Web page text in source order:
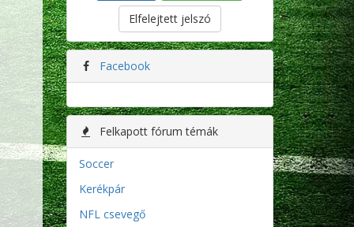
Elfelejtett jelszó
Facebook
Felkapott fórum témák
Soccer
Kerékpár
NFL csevegő